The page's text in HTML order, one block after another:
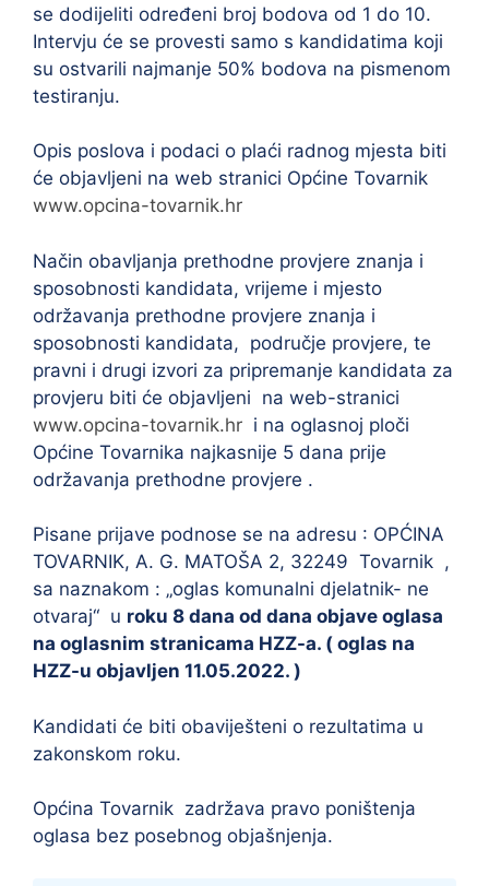
se dodijeliti određeni broj bodova od 1 do 10.
Intervju će se provesti samo s kandidatima koji
su ostvarili najmanje 50% bodova na pismenom
testiranju.
Opis poslova i podaci o plaći radnog mjesta biti
će objavljeni na web stranici Općine Tovarnik
www.opcina-tovarnik.hr
Način obavljanja prethodne provjere znanja i
sposobnosti kandidata, vrijeme i mjesto
održavanja prethodne provjere znanja i
sposobnosti kandidata, područje provjere, te
pravni i drugi izvori za pripremanje kandidata za
provjeru biti će objavljeni na web-stranici
www.opcina-tovarnik.hr i na oglasnoj ploči
Općine Tovarnika najkasnije 5 dana prije
održavanja prethodne provjere .
Pisane prijave podnose se na adresu : OPĆINA
TOVARNIK, A. G. MATOŠA 2, 32249 Tovarnik ,
sa naznakom : „oglas komunalni djelatnik- ne
otvaraj“ u roku 8 dana od dana objave oglasa
na oglasnim stranicama HZZ-a. ( oglas na
HZZ-u objavljen 11.05.2022. )
Kandidati će biti obaviješteni o rezultatima u
zakonskom roku.
Općina Tovarnik zadržava pravo poništenja
oglasa bez posebnog objašnjenja.